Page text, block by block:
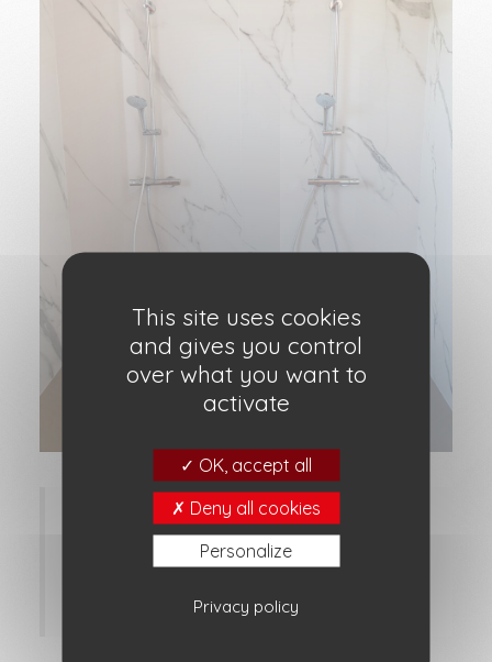
Pour une utilisation commune, voilà une
idée de douche avec deux colonnes de
douche. Un côté pratique et une intimité
partagé. une idée qui peut vous séduire !
This site uses cookies
and gives you control
over what you want to
activate
OK, accept all
Deny all cookies
Personalize
Privacy policy